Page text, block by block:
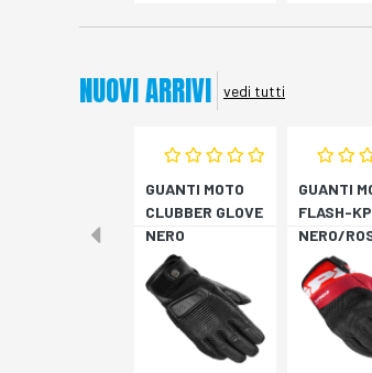
NUOVI ARRIVI vedi tutti
GUANTI MOTO
CLUBBER GLOVE
NERO
GUANTI
FLASH-KP
NERO/